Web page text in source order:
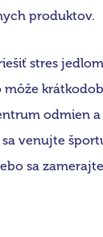
produktov.
stres
môže
odmien a
venujte
sa